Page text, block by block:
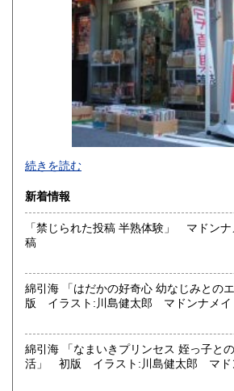
600円 鹿児島
600円
新旧女優・アイドルのグラビア、なつか
映画・特撮、ゲーム・アニメ古漫画など
お取り扱いは、趣味のものすべてにわた
グラビアアイドル雑誌(キャンディーズ
ドルも歓迎)
古マンガ・アニメロマンアルバム系、イ
美少女ゲーム、プレミアゲーム、攻略本
映画パンフレット、プレミアトイ、音楽
どんなジャンルでも買取することができ
東京近郊出張買取していますのでお気軽
続きを読む
新着情報
「禁じられた投稿 半熟体験」 マドン
稿
綿引海 「はだかの好奇心 幼なじみとの
版 イラスト:川島健太郎 マドンナメ
綿引海 「なまいきプリンセス 姪っ子と
活」 初版 イラスト:川島健太郎 マド